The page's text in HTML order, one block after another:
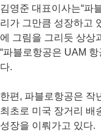
김영준 대표이사는“파
리가 그만큼 성장하고
에 그림을 그리듯 상상
“파블로항공은 UAM
다.
한편, 파블로항공은 작
최초로 미국 장거리 배
성장을 이뤄가고 있다.